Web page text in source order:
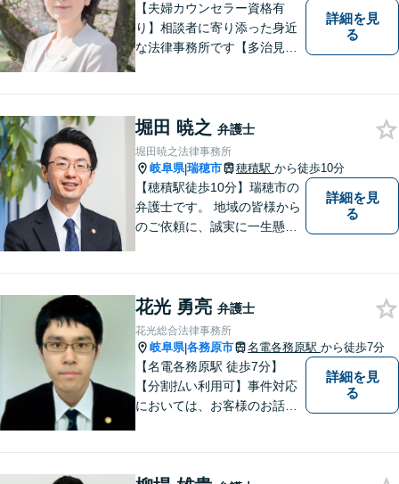
【夫婦カウンセラー資格有
り】相談者に寄り添った身近
な法律事務所です【多治見駅
市など東濃地方を中心エリア
として活動している法律事務
所です。
詳細を見
る
堀田 暁之 弁護士
堀田暁之法律事務所
岐阜県|瑞穂市 穂積駅 から徒歩10分
【穂積駅徒歩10分】瑞穂市の
弁護士です。 地域の皆様から
のご依頼に、誠実に一生懸命
はじめとする民事事件に対応
してきました。お気軽にお電
話ください【駐車場完備】
詳細を見
る
花光 勇亮 弁護士
花光総合法律事務所
岐阜県|各務原市 名電各務原駅 から徒歩7分
【名電各務原駅 徒歩7分】
【分割払い利用可】事件対応
においては、お客様のお話を
詳細を見
る